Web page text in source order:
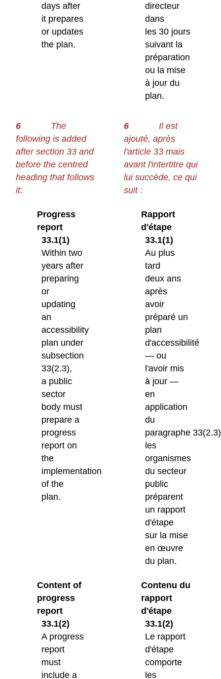
days after
it prepares
or updates
the plan.
directeur
dans
les 30 jours
suivant la
préparation
ou la mise
à jour du
plan.
6
The
following is added
after section 33 and
before the centred
heading that follows
it:
6
Il est
ajouté, après
l'article 33 mais
avant l'intertitre qui
lui succède, ce qui
suit :
Progress
report
33.1(1)
Within two
years after
preparing
or
updating
an
accessibility
plan under
subsection
33(2.3),
a public
sector
body must
prepare a
progress
report on
the
implementation
of the
plan.
Rapport
d'étape
33.1(1)
Au plus
tard
deux ans
après
avoir
préparé un
plan
d'accessibilité
— ou
l'avoir mis
à jour —
en
application
du
paragraphe
les
organismes
du secteur
public
préparent
un rapport
d'étape
sur la mise
en œuvre
du plan.
Content of
progress
report
33.1(2)
A progress
report
must
include a
Contenu du
rapport
d'étape
33.1(2)
Le rapport
d'étape
comporte
les